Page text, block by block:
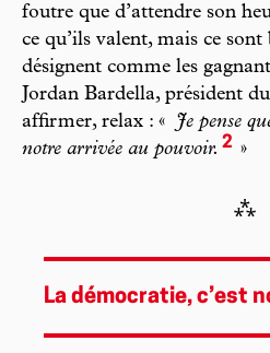
foutre que d’attendre son
ce qu’ils valent, mais ce sont
désignent comme les
Jordan Bardella, président
affirmer, relax : «
Je pense
notre arrivée au pouvoir. 2 »
⁂
La démocratie, c’est